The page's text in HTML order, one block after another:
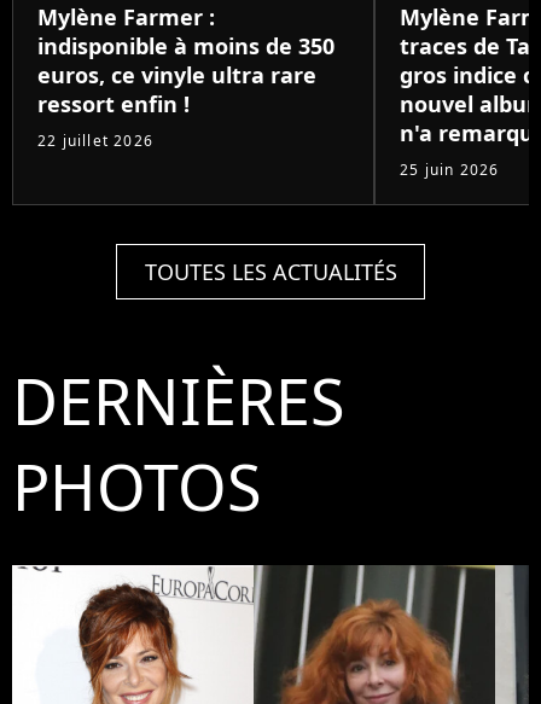
Mylène Farmer :
indisponible à moins de 350
euros, ce vinyle ultra rare
ressort enfin !
22 juillet 2026
Mylène
traces de
gros indice
nouvel
n'a
25 juin 2026
TOUTES LES ACTUALITÉS
DERNIÈRES
PHOTOS